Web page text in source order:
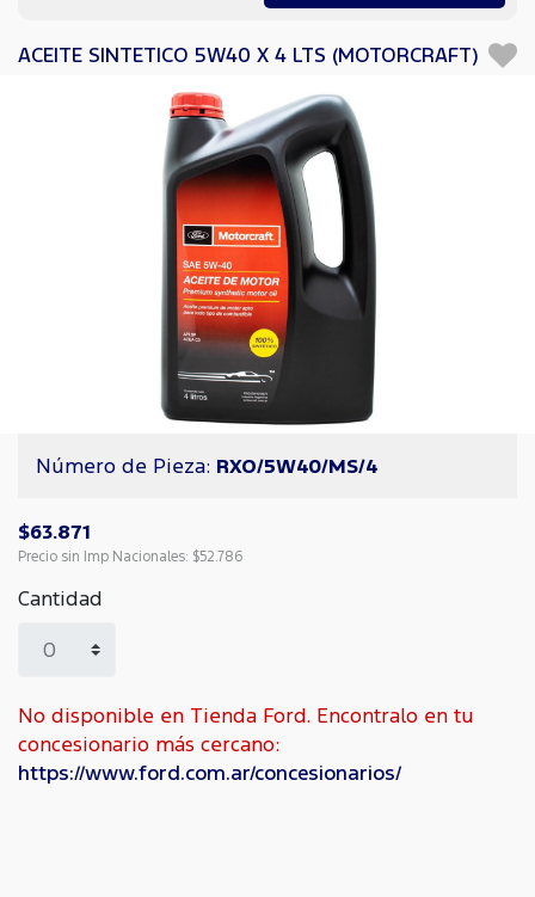
ACEITE SINTETICO 5W40 X 4 LTS (MOTORCRAFT)
Número de Pieza: RXO/5W40/MS/4
$63.871
Precio sin Imp Nacionales: $52.786
Cantidad
No disponible en Tienda Ford. Encontralo en tu
concesionario más cercano:
https://www.ford.com.ar/concesionarios/